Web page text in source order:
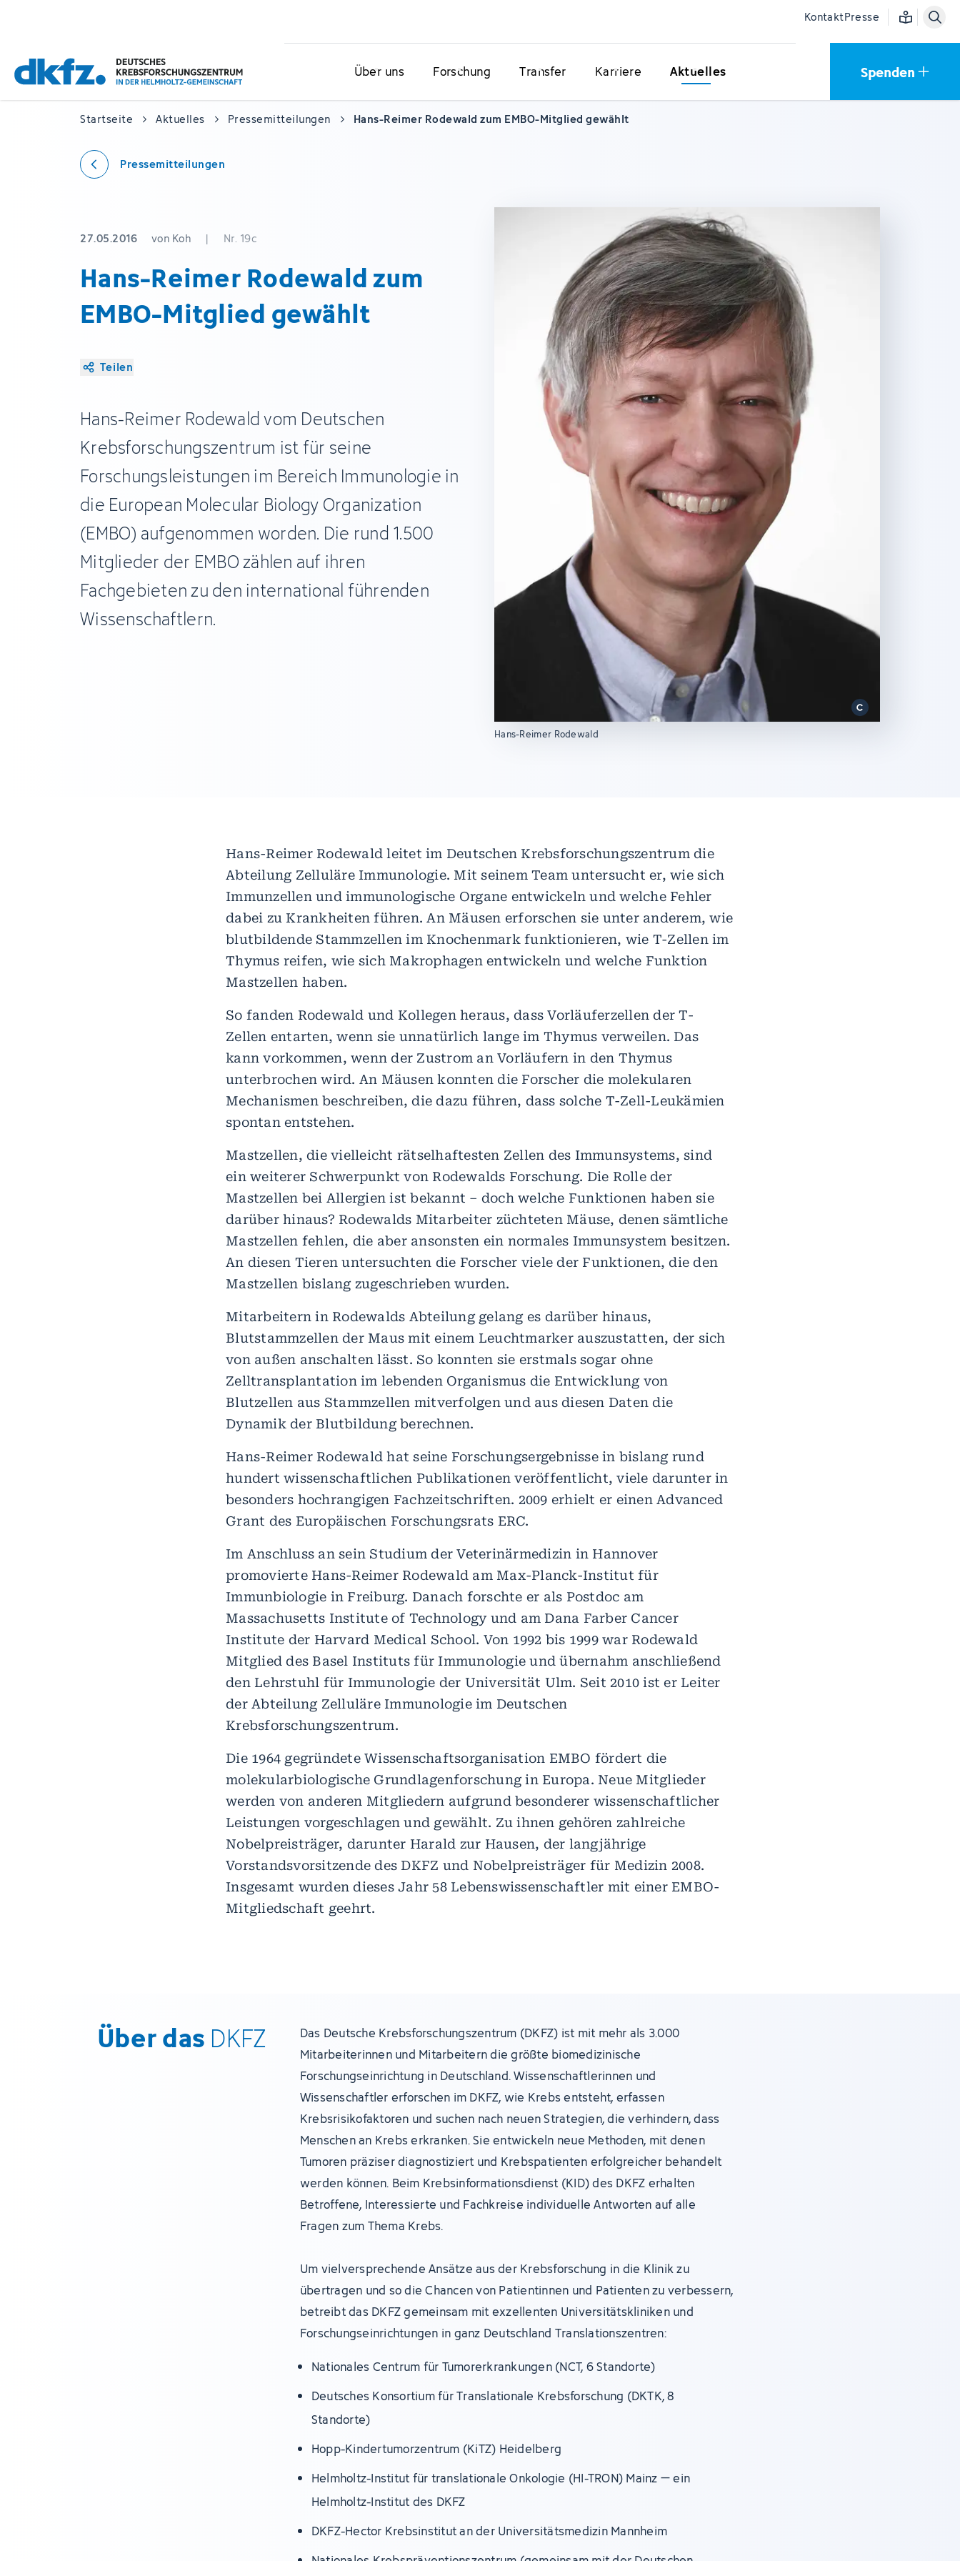
KontaktPresse Einfache
Über uns Forschung Transfer Karriere Aktuelles Spenden
Startseite Aktuelles Pressemitteilungen Hans-Reimer Rodewald zum EMBO-Mitglied gewählt
Pressemitteilungen
27.05.2016 von Koh | Nr. 19c
Hans-Reimer Rodewald zum
EMBO-Mitglied gewählt
Teilen
Hans-Reimer Rodewald vom Deutschen
Krebsforschungszentrum ist für seine
Forschungsleistungen im Bereich Immunologie in
die European Molecular Biology Organization
(EMBO) aufgenommen worden. Die rund 1.500
Mitglieder der EMBO zählen auf ihren
Fachgebieten zu den international führenden
Wissenschaftlern.
Hans-Reimer Rodewald
Hans-Reimer Rodewald leitet im Deutschen Krebsforschungszentrum die
Abteilung Zelluläre Immunologie. Mit seinem Team untersucht er, wie sich
Immunzellen und immunologische Organe entwickeln und welche Fehler
dabei zu Krankheiten führen. An Mäusen erforschen sie unter anderem, wie
blutbildende Stammzellen im Knochenmark funktionieren, wie T-Zellen im
Thymus reifen, wie sich Makrophagen entwickeln und welche Funktion
Mastzellen haben.
So fanden Rodewald und Kollegen heraus, dass Vorläuferzellen der T-
Zellen entarten, wenn sie unnatürlich lange im Thymus verweilen. Das
kann vorkommen, wenn der Zustrom an Vorläufern in den Thymus
unterbrochen wird. An Mäusen konnten die Forscher die molekularen
Mechanismen beschreiben, die dazu führen, dass solche T-Zell-Leukämien
spontan entstehen.
Mastzellen, die vielleicht rätselhaftesten Zellen des Immunsystems, sind
ein weiterer Schwerpunkt von Rodewalds Forschung. Die Rolle der
Mastzellen bei Allergien ist bekannt – doch welche Funktionen haben sie
darüber hinaus? Rodewalds Mitarbeiter züchteten Mäuse, denen sämtliche
Mastzellen fehlen, die aber ansonsten ein normales Immunsystem besitzen.
An diesen Tieren untersuchten die Forscher viele der Funktionen, die den
Mastzellen bislang zugeschrieben wurden.
Mitarbeitern in Rodewalds Abteilung gelang es darüber hinaus,
Blutstammzellen der Maus mit einem Leuchtmarker auszustatten, der sich
von außen anschalten lässt. So konnten sie erstmals sogar ohne
Zelltransplantation im lebenden Organismus die Entwicklung von
Blutzellen aus Stammzellen mitverfolgen und aus diesen Daten die
Dynamik der Blutbildung berechnen.
Hans-Reimer Rodewald hat seine Forschungsergebnisse in bislang rund
hundert wissenschaftlichen Publikationen veröffentlicht, viele darunter in
besonders hochrangigen Fachzeitschriften. 2009 erhielt er einen Advanced
Grant des Europäischen Forschungsrats ERC.
Im Anschluss an sein Studium der Veterinärmedizin in Hannover
promovierte Hans-Reimer Rodewald am Max-Planck-Institut für
Immunbiologie in Freiburg. Danach forschte er als Postdoc am
Massachusetts Institute of Technology und am Dana Farber Cancer
Institute der Harvard Medical School. Von 1992 bis 1999 war Rodewald
Mitglied des Basel Instituts für Immunologie und übernahm anschließend
den Lehrstuhl für Immunologie der Universität Ulm. Seit 2010 ist er Leiter
der Abteilung Zelluläre Immunologie im Deutschen
Krebsforschungszentrum.
Die 1964 gegründete Wissenschaftsorganisation EMBO fördert die
molekularbiologische Grundlagenforschung in Europa. Neue Mitglieder
werden von anderen Mitgliedern aufgrund besonderer wissenschaftlicher
Leistungen vorgeschlagen und gewählt. Zu ihnen gehören zahlreiche
Nobelpreisträger, darunter Harald zur Hausen, der langjährige
Vorstandsvorsitzende des DKFZ und Nobelpreisträger für Medizin 2008.
Insgesamt wurden dieses Jahr 58 Lebenswissenschaftler mit einer EMBO-
Mitgliedschaft geehrt.
Über das DKFZ
Das Deutsche Krebsforschungszentrum (DKFZ) ist mit mehr als 3.000
Mitarbeiterinnen und Mitarbeitern die größte biomedizinische
Forschungseinrichtung in Deutschland. Wissenschaftlerinnen und
Wissenschaftler erforschen im DKFZ, wie Krebs entsteht, erfassen
Krebsrisikofaktoren und suchen nach neuen Strategien, die verhindern, dass
Menschen an Krebs erkranken. Sie entwickeln neue Methoden, mit denen
Tumoren präziser diagnostiziert und Krebspatienten erfolgreicher behandelt
werden können. Beim Krebsinformationsdienst (KID) des DKFZ erhalten
Betroffene, Interessierte und Fachkreise individuelle Antworten auf alle
Fragen zum Thema Krebs.
Um vielversprechende Ansätze aus der Krebsforschung in die Klinik zu
übertragen und so die Chancen von Patientinnen und Patienten zu verbessern,
betreibt das DKFZ gemeinsam mit exzellenten Universitätskliniken und
Forschungseinrichtungen in ganz Deutschland Translationszentren:
Nationales Centrum für Tumorerkrankungen (NCT, 6 Standorte)
Deutsches Konsortium für Translationale Krebsforschung (DKTK, 8
Standorte)
Hopp-Kindertumorzentrum (KiTZ) Heidelberg
Helmholtz-Institut für translationale Onkologie (HI-TRON) Mainz – ein
Helmholtz-Institut des DKFZ
DKFZ-Hector Krebsinstitut an der Universitätsmedizin Mannheim